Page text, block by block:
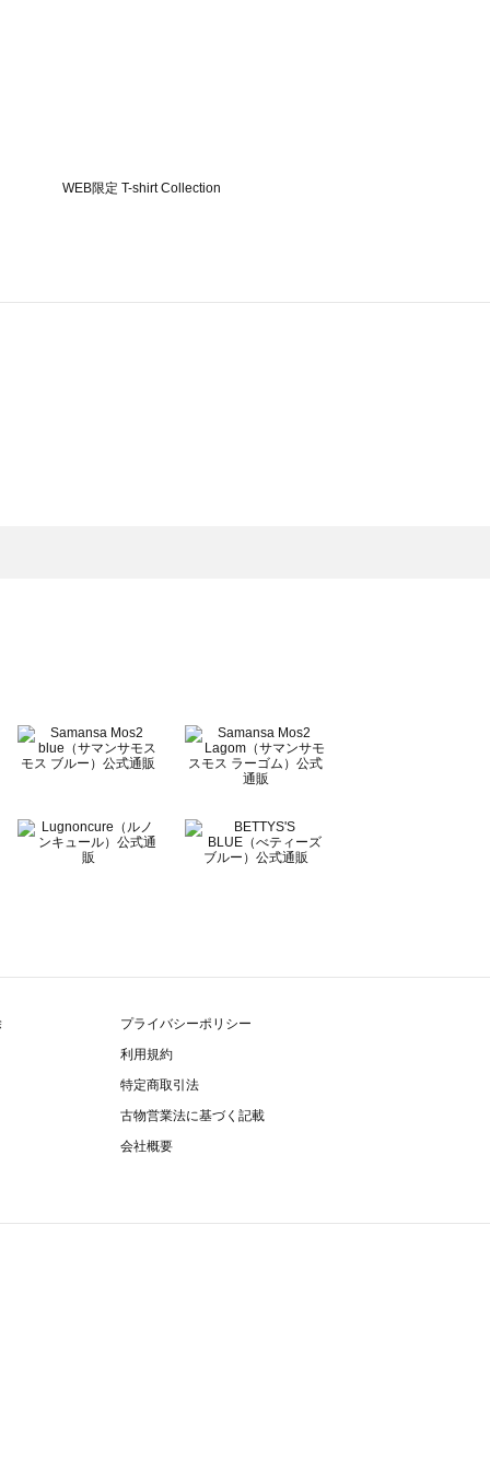
プライバシーポリシー
利用規約
特定商取引法
古物営業法に基づく記載
会社概要